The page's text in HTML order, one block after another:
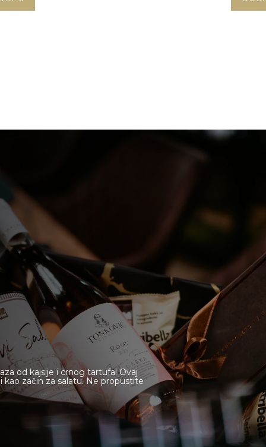
Online
Gift Shop
Deli
od kajsije i crnog tartufa! Ovaj
začin za salatu. Ne propustite